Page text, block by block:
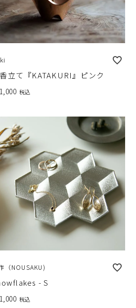
立て『KATAKURI』ピンク
税込
（NOUSAKU)
- S
税込